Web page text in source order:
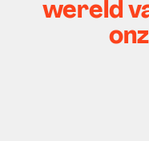
wereld